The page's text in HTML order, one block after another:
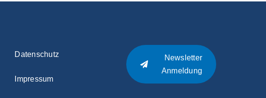
Datenschutz
Impressum
Newsletter
Anmeldung